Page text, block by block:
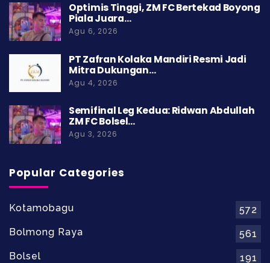
Optimis Tinggi, ZM FC Bertekad Boyong
Piala Juara…
Agu 6, 2026
PT Zafran Kolaka Mandiri Resmi Jadi
Mitra Dukungan…
Agu 4, 2026
Semifinal Leg Kedua: Ridwan Abdullah
ZM FC Bolsel…
Agu 3, 2026
Popular Categories
Kotamobagu
572
Bolmong Raya
561
Bolsel
191